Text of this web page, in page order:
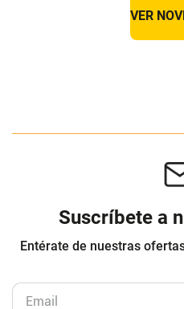
VER
Suscríbete a
Entérate de nuestras